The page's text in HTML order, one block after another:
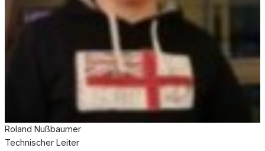
Roland Nußbaumer
Technischer Leiter